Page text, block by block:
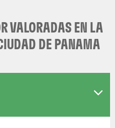
VALORADAS EN LA
DE PANAMA